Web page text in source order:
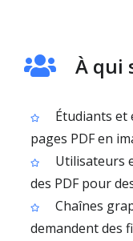
À qui
Étudiants et
pages PDF en
Utilisateurs
des PDF pour
Chaînes
demandent des